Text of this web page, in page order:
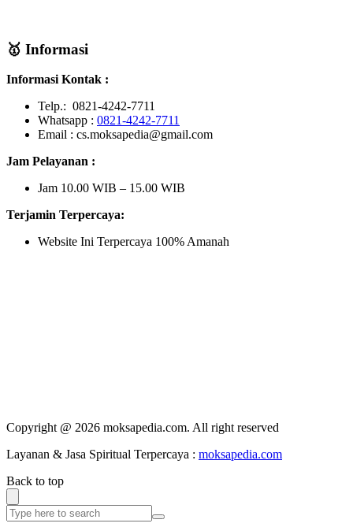
🥇 Informasi
Informasi Kontak :
Telp.: 0821-4242-7711
Whatsapp : 0821-4242-7711
Email : cs.moksapedia@gmail.com
Jam Pelayanan :
Jam 10.00 WIB – 15.00 WIB
Terjamin Terpercaya:
Website Ini Terpercaya 100% Amanah
Copyright @ 2026 moksapedia.com. All right reserved
Layanan & Jasa Spiritual Terpercaya : moksapedia.com
Back to top